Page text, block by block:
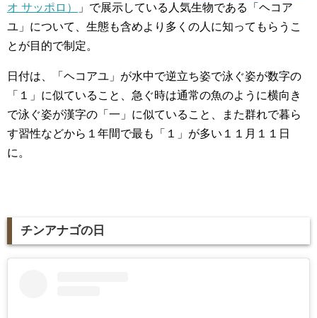
オ サッポロ）
」で展示している人気生物である「ヘコア
ユ」について、生態も含めより多くの人に知ってもらうこ
とが目的で制定。
日付は、「ヘコアユ」が水中で逆立ち姿で泳ぐ姿が数字の
「１」に似ていること、急ぐ時は通常の魚のように横向き
で泳ぐ姿が漢字の「一」に似ていること、また群れで暮ら
す習性などから１年間で最も「１」が多い１１月１１日
に。
チンアナゴの日